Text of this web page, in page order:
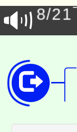
場熱
8/21
徵才
開!
115
桃園